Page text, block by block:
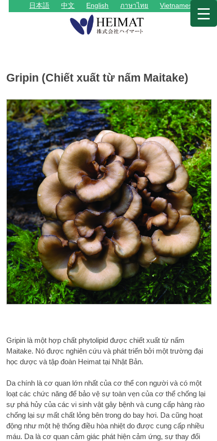
日本語 中文 English ภาษาไทย Vietnamese
Gripin (Chiết xuất từ nấm Maitake)
Gripin là một hợp chất phytolipid được chiết xuất từ ​​nấm
Maitake. Nó được nghiên cứu và phát triển bởi một trường đại
học dược và tập đoàn Heimat tại Nhật Bản.
Da chính là cơ quan lớn nhất của cơ thể con người và có một
loạt các chức năng để bảo vệ sự toàn vẹn của cơ thể chống lại
sự phá hủy của các vi sinh vật gây bệnh và cung cấp hàng rào
chống lại sự mất chất lỏng bên trong do bay hơi. Da cũng hoạt
động như một hệ thống điều hòa nhiệt do được cung cấp nhiều
máu. Da là cơ quan cảm giác phát hiện cảm ứng, sự thay đổi